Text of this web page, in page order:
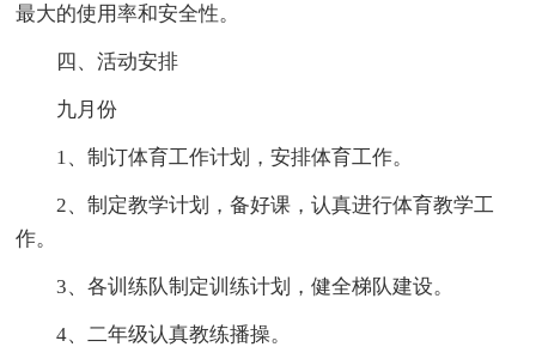
最大的使用率和安全性。
四、活动安排
九月份
1、制订体育工作计划，安排体育工作。
2、制定教学计划，备好课，认真进行体育教学工
作。
3、各训练队制定训练计划，健全梯队建设。
4、二年级认真教练播操。